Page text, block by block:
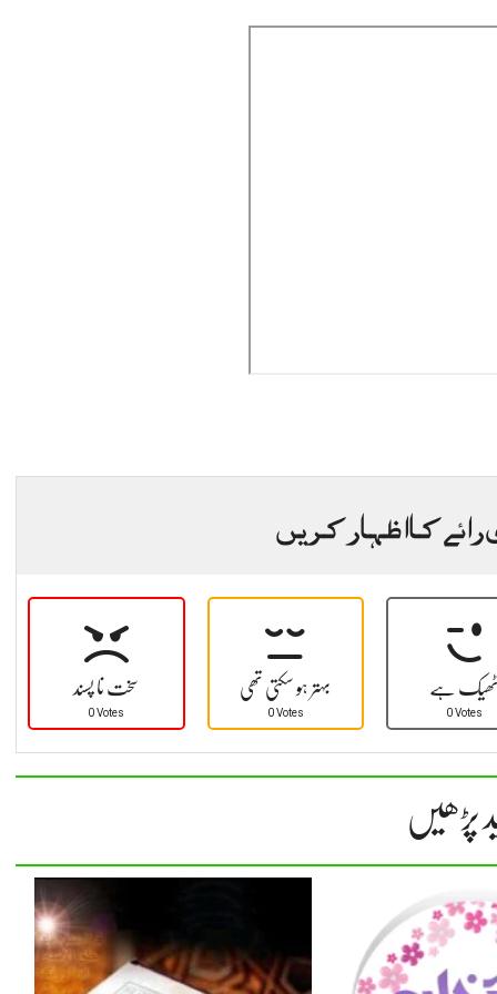
کا اظہار کریں
سخت نا پسند
0 Votes
بہتر ہو سکتی تھی
0 Votes
ہے
0 Votes
پڑھیں